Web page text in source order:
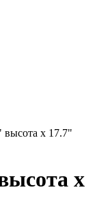
высота x 17.7"
x